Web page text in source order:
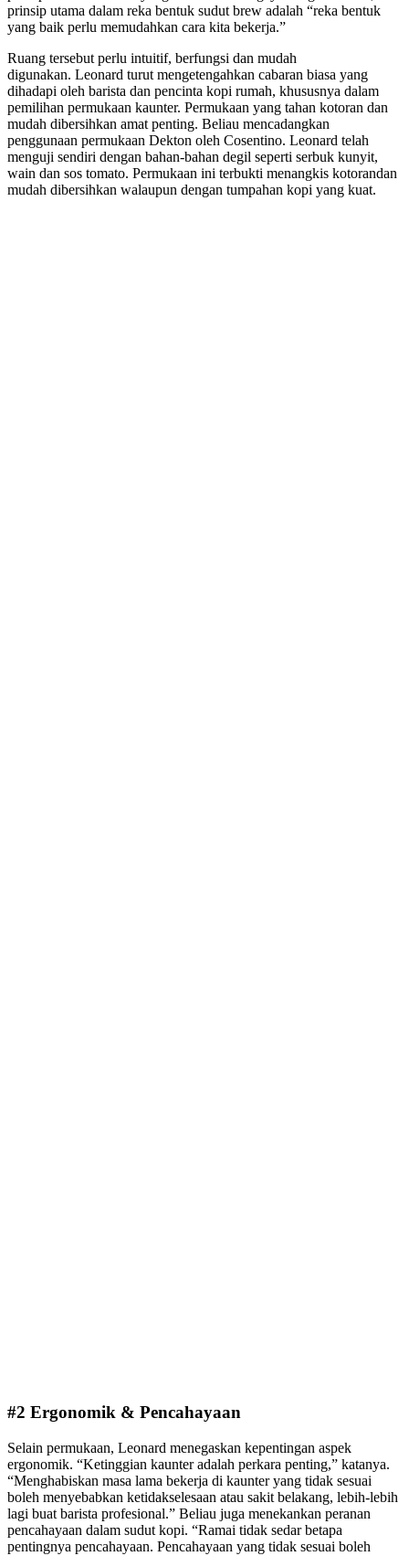
prinsip utama dalam reka bentuk sudut brew adalah “reka bentuk
yang baik perlu memudahkan cara kita bekerja.”
Ruang tersebut perlu intuitif, berfungsi dan mudah
digunakan. Leonard turut mengetengahkan cabaran biasa yang
dihadapi oleh barista dan pencinta kopi rumah, khususnya dalam
pemilihan permukaan kaunter. Permukaan yang tahan kotoran dan
mudah dibersihkan amat penting. Beliau mencadangkan
penggunaan permukaan Dekton oleh Cosentino. Leonard telah
menguji sendiri dengan bahan-bahan degil seperti serbuk kunyit,
wain dan sos tomato. Permukaan ini terbukti menangkis kotorandan
mudah dibersihkan walaupun dengan tumpahan kopi yang kuat.
#2 Ergonomik & Pencahayaan
Selain permukaan, Leonard menegaskan kepentingan aspek
ergonomik. “Ketinggian kaunter adalah perkara penting,” katanya.
“Menghabiskan masa lama bekerja di kaunter yang tidak sesuai
boleh menyebabkan ketidakselesaan atau sakit belakang, lebih-lebih
lagi buat barista profesional.” Beliau juga menekankan peranan
pencahayaan dalam sudut kopi. “Ramai tidak sedar betapa
pentingnya pencahayaan. Pencahayaan yang tidak sesuai boleh